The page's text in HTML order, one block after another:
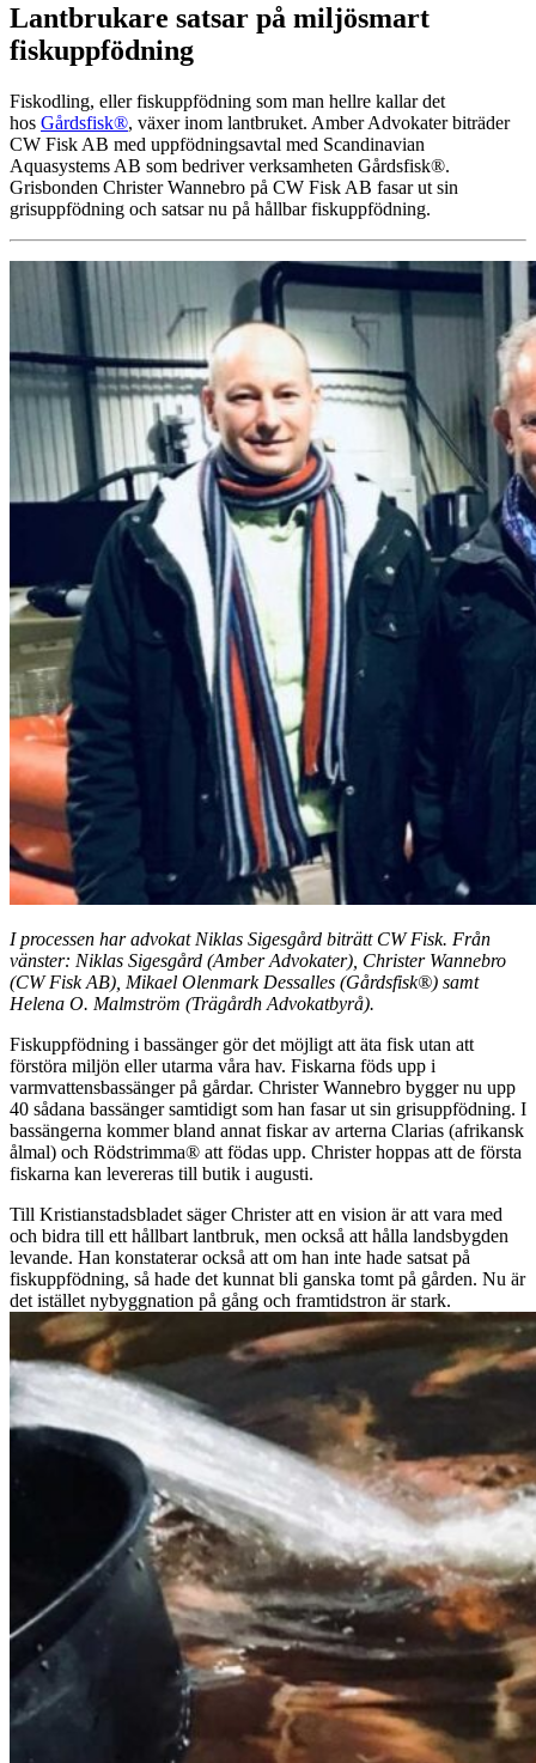
Lantbrukare satsar på miljösmart
fiskuppfödning
Fiskodling, eller fiskuppfödning som man hellre kallar det
hos Gårdsfisk®, växer inom lantbruket. Amber Advokater biträder
CW Fisk AB med uppfödningsavtal med Scandinavian
Aquasystems AB som bedriver verksamheten Gårdsfisk®.
Grisbonden Christer Wannebro på CW Fisk AB fasar ut sin
grisuppfödning och satsar nu på hållbar fiskuppfödning.
I processen har advokat Niklas Sigesgård biträtt CW Fisk. Från
vänster: Niklas Sigesgård (Amber Advokater), Christer Wannebro
(CW Fisk AB), Mikael Olenmark Dessalles (Gårdsfisk®) samt
Helena O. Malmström (Trägårdh Advokatbyrå).
Fiskuppfödning i bassänger gör det möjligt att äta fisk utan att
förstöra miljön eller utarma våra hav. Fiskarna föds upp i
varmvattensbassänger på gårdar. Christer Wannebro bygger nu upp
40 sådana bassänger samtidigt som han fasar ut sin grisuppfödning. I
bassängerna kommer bland annat fiskar av arterna Clarias (afrikansk
ålmal) och Rödstrimma® att födas upp. Christer hoppas att de första
fiskarna kan levereras till butik i augusti.
Till Kristianstadsbladet säger Christer att en vision är att vara med
och bidra till ett hållbart lantbruk, men också att hålla landsbygden
levande. Han konstaterar också att om han inte hade satsat på
fiskuppfödning, så hade det kunnat bli ganska tomt på gården. Nu är
det istället nybyggnation på gång och framtidstron är stark.